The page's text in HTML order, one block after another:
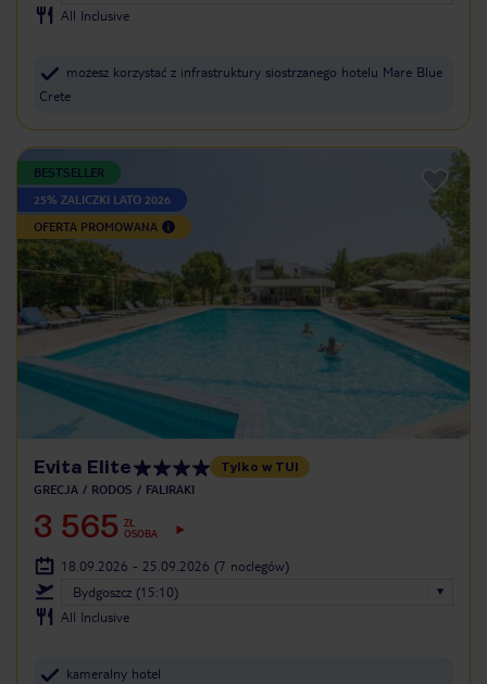
All Inclusive
możesz korzystać z infrastruktury siostrzanego hotelu Mare Blue
Crete
BESTSELLER
25% ZALICZKI LATO 2026
OFERTA PROMOWANA
Evita Elite Tylko w TUI
GRECJA RODOS FALIRAKI
3 565 ZŁ
OSOBA
18.09.2026 - 25.09.2026 (7 noclegów)
Bydgoszcz (15:10)
All Inclusive
kameralny hotel